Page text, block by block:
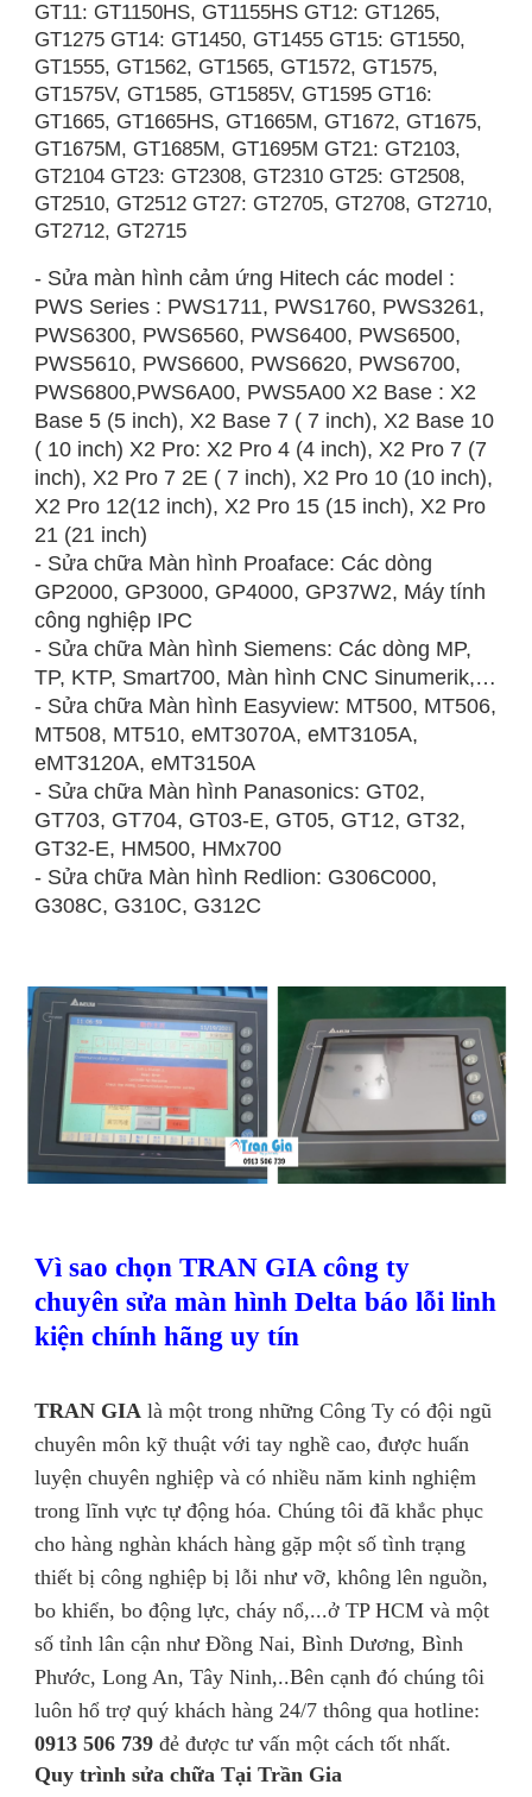
GT11: GT1150HS, GT1155HS GT12: GT1265,
GT1275 GT14: GT1450, GT1455 GT15: GT1550,
GT1555, GT1562, GT1565, GT1572, GT1575,
GT1575V, GT1585, GT1585V, GT1595 GT16:
GT1665, GT1665HS, GT1665M, GT1672, GT1675,
GT1675M, GT1685M, GT1695M GT21: GT2103,
GT2104 GT23: GT2308, GT2310 GT25: GT2508,
GT2510, GT2512 GT27: GT2705, GT2708, GT2710,
GT2712, GT2715
- Sửa màn hình cảm ứng Hitech các model :
PWS Series : PWS1711, PWS1760, PWS3261,
PWS6300, PWS6560, PWS6400, PWS6500,
PWS5610, PWS6600, PWS6620, PWS6700,
PWS6800,PWS6A00, PWS5A00 X2 Base : X2
Base 5 (5 inch), X2 Base 7 ( 7 inch), X2 Base 10
( 10 inch) X2 Pro: X2 Pro 4 (4 inch), X2 Pro 7 (7
inch), X2 Pro 7 2E ( 7 inch), X2 Pro 10 (10 inch),
X2 Pro 12(12 inch), X2 Pro 15 (15 inch), X2 Pro
21 (21 inch)
- Sửa chữa Màn hình Proaface: Các dòng
GP2000, GP3000, GP4000, GP37W2, Máy tính
công nghiệp IPC
- Sửa chữa Màn hình Siemens: Các dòng MP,
TP, KTP, Smart700, Màn hình CNC Sinumerik,…
- Sửa chữa Màn hình Easyview: MT500, MT506,
MT508, MT510, eMT3070A, eMT3105A,
eMT3120A, eMT3150A
- Sửa chữa Màn hình Panasonics: GT02,
GT703, GT704, GT03-E, GT05, GT12, GT32,
GT32-E, HM500, HMx700
- Sửa chữa Màn hình Redlion: G306C000,
G308C, G310C, G312C
Vì sao chọn TRAN GIA công ty
chuyên sửa màn hình Delta báo lỗi linh
kiện chính hãng uy tín
TRAN GIA là một trong những Công Ty có đội ngũ
chuyên môn kỹ thuật với tay nghề cao, được huấn
luyện chuyên nghiệp và có nhiều năm kinh nghiệm
trong lĩnh vực tự động hóa. Chúng tôi đã khắc phục
cho hàng nghàn khách hàng gặp một số tình trạng
thiết bị công nghiệp bị lỗi như vỡ, không lên nguồn,
bo khiển, bo động lực, cháy nổ,...ở TP HCM và một
số tỉnh lân cận như Đồng Nai, Bình Dương, Bình
Phước, Long An, Tây Ninh,..Bên cạnh đó chúng tôi
luôn hổ trợ quý khách hàng 24/7 thông qua hotline:
0913 506 739đẻ được tư vấn một cách tốt nhất.
Quy trình sửa chữa Tại Trần Gia